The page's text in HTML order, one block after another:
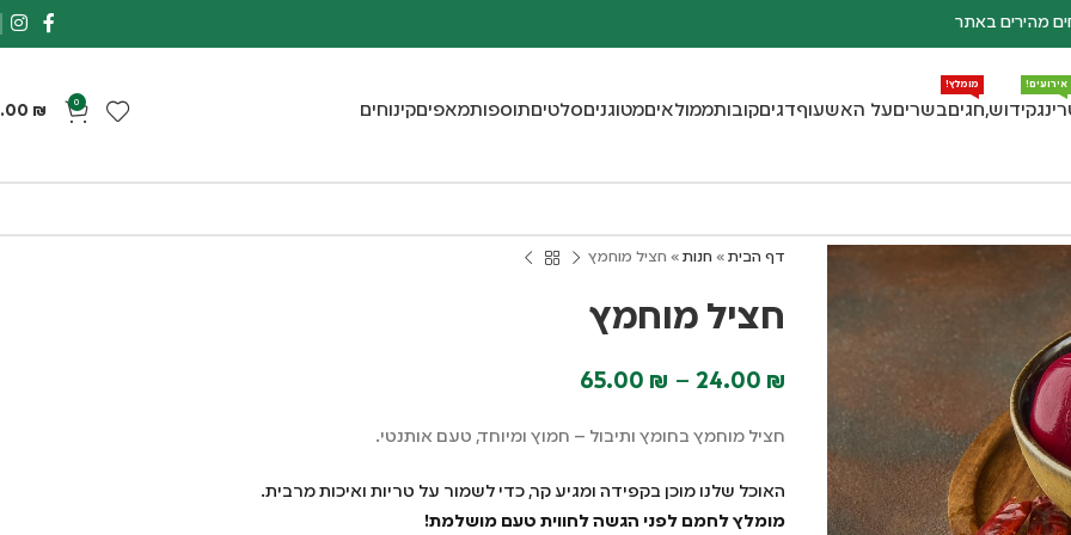
מהירים באתר
אירועים!
קידוש,חגים
מומלץ!
בשריםעל האשעוףדגיםקובותממולאיםמטוגניםסלטיםתוספותמאפיםקינוחים 0
₪
דף הבית » חנות » חציל מוחמץ
חציל מוחמץ
24.00 ₪
–
65.00 ₪
חציל מוחמץ בחומץ ותיבול – חמוץ ומיוחד, טעם אותנטי.
האוכל שלנו מוכן בקפידה ומגיע קר, כדי לשמור על טריות ואיכות מרבית.
מומלץ לחמם לפני הגשה לחווית טעם מושלמת!